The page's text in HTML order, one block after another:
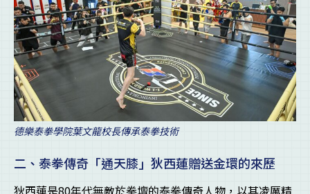
德樂泰拳學院葉文龍校長傳承泰拳技術
二、泰拳傳奇「通天膝」狄西蓮贈送金環的來歷
狄西蓮是80年代無敵於拳壇的泰拳傳奇人物，以其凌厲精